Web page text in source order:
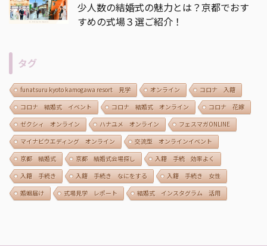
少人数の結婚式の魅力とは？京都でおす
すめの式場３選ご紹介！
タグ
funatsuru kyoto kamogawa resort 見学 オンライン
コロナ 入籍
コロナ 結婚式 イベント
コロナ 結婚式 オンライン
コロナ 花嫁
ゼクシィ オンライン
ハナユメ オンライン
フェスマガONLINE
マイナビウエディング オンライン
交流型 オンラインイベント
京都 結婚式
京都 結婚式会場探し
入籍 手続 効率よく
入籍 手続き
入籍 手続き なにをする
入籍 手続き 女性
婚姻届け
式場見学 レポート 結婚式 インスタグラム 活用